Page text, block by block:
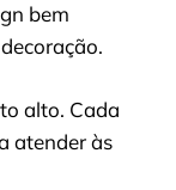
bem
alto. Cada
atender às